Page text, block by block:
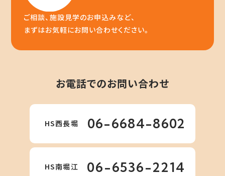
ご相談、施設見学のお申込みなど、
まずはお気軽にお問い合わせください。
お電話でのお問い合わせ
HS西長堀 06-6684-8602
HS南堀江 06-6536-2214